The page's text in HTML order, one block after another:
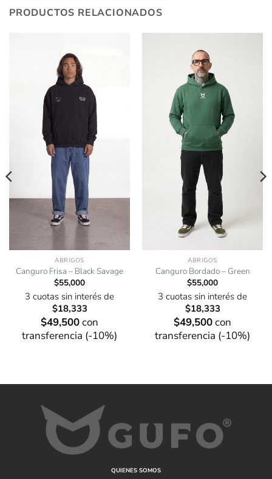
PRODUCTOS RELACIONADOS
ABRIGOS
Canguro Frisa – Black Savage
$55,000
3 cuotas sin interés de
$18,333
$49,500con
transferencia (-10%)
ABRIGOS
Canguro Bordado – Green
$55,000
3 cuotas sin interés de
$18,333
$49,500con
transferencia (-10%)
QUIENES SOMOS